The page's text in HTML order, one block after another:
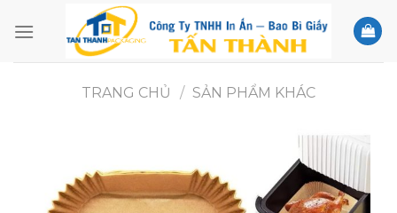
TRANG CHỦ / SẢN PHẨM KHÁC